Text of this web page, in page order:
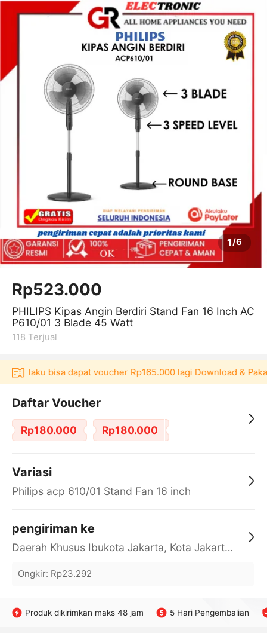
1/6
Rp523.000
PHILIPS Kipas Angin Berdiri Stand Fan 16 Inch AC
P610/01 3 Blade 45 Watt
118 Terjual
bisa dapat voucher Rp165.000 lagi Download & Pakai！
Daftar Voucher
Rp180.000 Rp180.000
Variasi
Philips acp 610/01 Stand Fan 16 inch
pengiriman ke
Daerah Khusus Ibukota Jakarta, Kota Jakarta Barat, Cengkareng, yy
Ongkir: Rp23.292
Produk dikirimkan maks 48 jam 5 Hari Pengembalian